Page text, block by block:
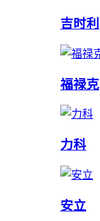
吉时利
福禄克
力科
安立